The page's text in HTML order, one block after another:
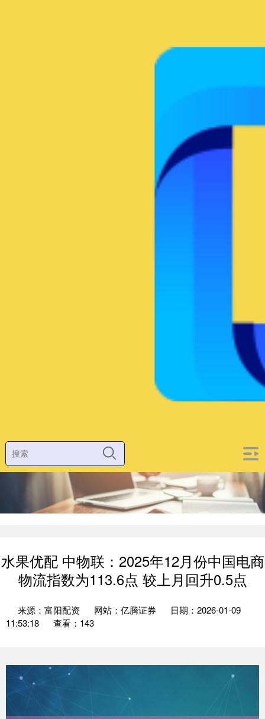
水果优配 中物联：2025年12月份中国电商
物流指数为113.6点 较上月回升0.5点
来源：富阳配资 网站：亿腾证券
日期：2026-01-09
11:53:18
查看：143